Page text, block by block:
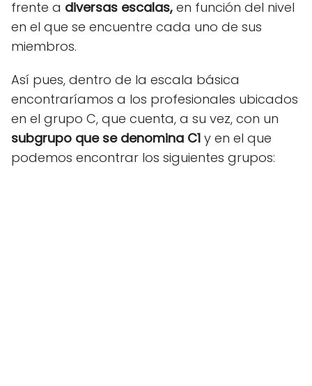
frente a diversas escalas, en función del nivel
en el que se encuentre cada uno de sus
miembros.
Así pues, dentro de la escala básica
encontraríamos a los profesionales ubicados
en el grupo C, que cuenta, a su vez, con un
subgrupo que se denomina C1 y en el que
podemos encontrar los siguientes grupos: